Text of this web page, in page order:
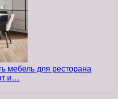
мебель для ресторана
и…